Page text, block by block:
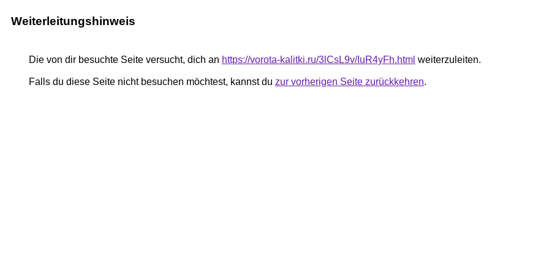
Weiterleitungshinweis
Die von dir besuchte Seite versucht, dich an https://vorota-kalitki.ru/3lCsL9v/IuR4yFh.html weiterzuleiten.
Falls du diese Seite nicht besuchen möchtest, kannst du zur vorherigen Seite zurückkehren.